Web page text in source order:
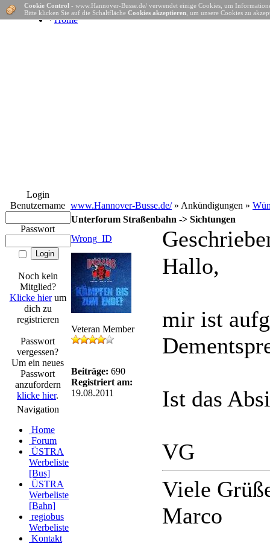
· Home
Login
Benutzername
Passwort
Noch kein
Mitglied?
Klicke hierum
dich zu
registrieren
Passwort
vergessen?
Um ein neues
Passwort
anzufordern
klicke hier.
Navigation
Home
Forum
ÜSTRA
Werbeliste
[Bus]
ÜSTRA
Werbeliste
[Bahn]
regiobus
Werbeliste
Kontakt
Cookie Control - www.Hannover-Busse.de/ verwendet einige Cookies, um
Bitte klicken Sie auf die Schaltfläche Cookies akzeptieren , um unsere Cookies zu
www.Hannover-Busse.de/» Ankündigungen »
Unterforum Straßenbahn -> Sichtungen
Wrong_ID
Veteran Member
Beiträge: 690
Registriert am:
19.08.2011
Hallo,
mir ist
Ist das
VG
Viele
Marco